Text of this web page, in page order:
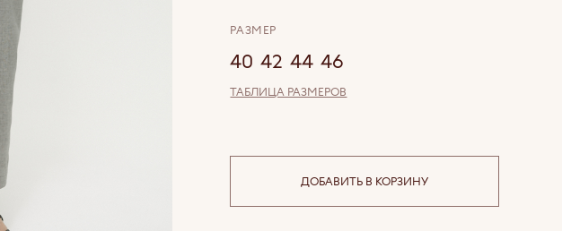
РАЗМЕР
40 42 44 46
ТАБЛИЦА РАЗМЕРОВ
ДОБАВИТЬ В КОРЗИНУ